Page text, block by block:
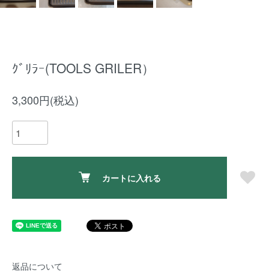
ｸﾞﾘﾗｰ(TOOLS GRILER）
3,300円(税込)
カートに入れる
返品について